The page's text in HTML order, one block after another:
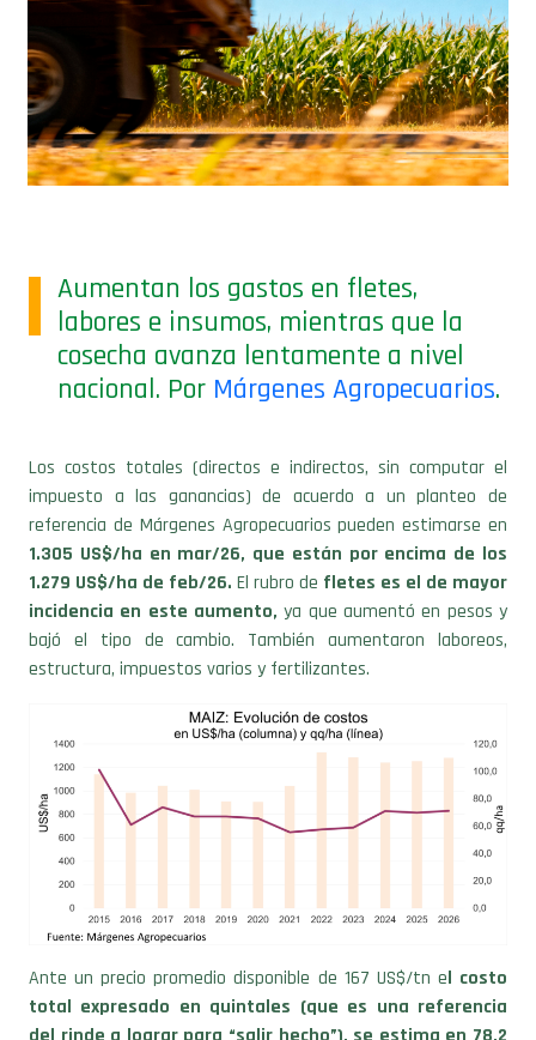
labores e insumos, mientras que la
cosecha avanza lentamente a nivel
nacional. PorMárgenes Agropecuarios
impuesto a las ganancias) de acuerdo a un planteo de
referencia de Márgenes Agropecuarios pueden estimarse en
1.305 US$/ha en mar/26, que están por encima de los
1.279 US$/ha de feb/26.El rubro defletes es el de mayor
incidencia en este aumento,ya que aumentó en pesos y
bajó el tipo de cambio. También aumentaron laboreos,
estructura, impuestos varios y fertilizantes.
Ante un precio promedio disponible de 167 US$/tn e
total expresado en quintales (que es una referencia
del rinde a lograr para “salir hecho”), se estima en 78,2
qq/ha, muy por encima del costo promedio de 69,5